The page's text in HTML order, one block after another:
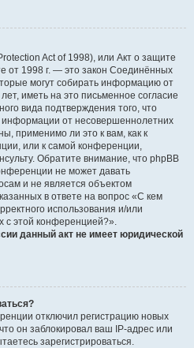
Act of 1998), или Акт о защите
от 1998 г. — это закон Соединённых
могут собирать информацию от
иметь на это письменное согласие
вида подтверждения того, что
от несовершеннолетних
применимо ли это к вам, как к
или к самой конференции,
Обратите внимание, что phpBB
не может давать
и не является объектом
в ответе на вопрос «С кем
использования и/или
с этой конференцией?».
данный акт не имеет юридической
отключил регистрацию новых
он заблокировал ваш IP-адрес или
зарегистрироваться.